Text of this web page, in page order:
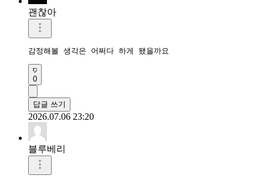
괜찮아
감정해볼 생각은 어쩌다 하게 됐을까요
0
답글 쓰기
2026.07.06 23:20
블루베리